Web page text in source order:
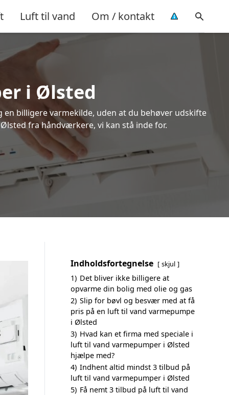
Luft til vand Om / kontakt
i Ølsted
billigere varmekilde, uden at du behøver udskifte
fra håndværkere, vi kan stå inde for.
Indholdsfortegnelse skjul
1) Det bliver ikke billigere at
opvarme din bolig med olie og gas
2) Slip for bøvl og besvær med at få
pris på en luft til vand varmepumpe
i Ølsted
3) Hvad kan et firma med speciale i
luft til vand varmepumper i Ølsted
hjælpe med?
4) Indhent altid mindst 3 tilbud på
luft til vand varmepumper i Ølsted
5) Få nemt 3 tilbud på luft til vand